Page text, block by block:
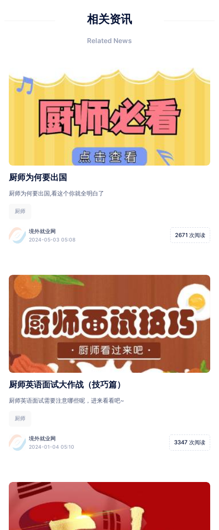
相关资讯
Related News
厨师为何要出国
厨师为何要出国,看这个你就全明白了
厨师
境外就业网
2024-05-03 05:08
2671 次阅读
厨师英语面试大作战（技巧篇）
厨师英语面试需要注意哪些呢，进来看看吧~
厨师
境外就业网
2024-01-04 05:10
3347 次阅读